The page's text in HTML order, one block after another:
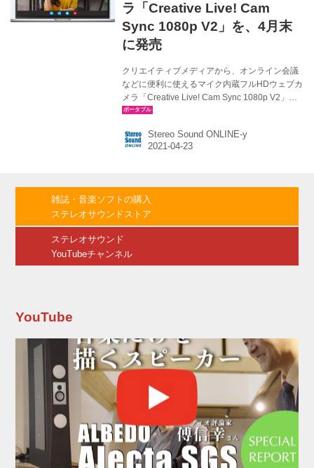
ラ「Creative Live! Cam
Sync 1080p V2」を、4月末
に発売
クリエイティブメディアから、オンライン会議
などに便利に使えるマイク内蔵フルHDウェブカ
メラ「Creative Live! Cam Sync 1080p V2」
が、4月下旬に発売される。価格はオープンで、
Creative Live! Cam Sync 1080p V2は、フルHD
のイメージセンサーと大口径レンズを搭載した
大解像度は1920×1080/30pだ。 また、改良され
たデュアルマイクの搭載で、オンライン会議メ
Stereo Sound ONLINE-y
雑誌・音楽ソフトの購入
ステレオサウンドストア
ステレオサウンド
YouTubeチャンネル
YouTube